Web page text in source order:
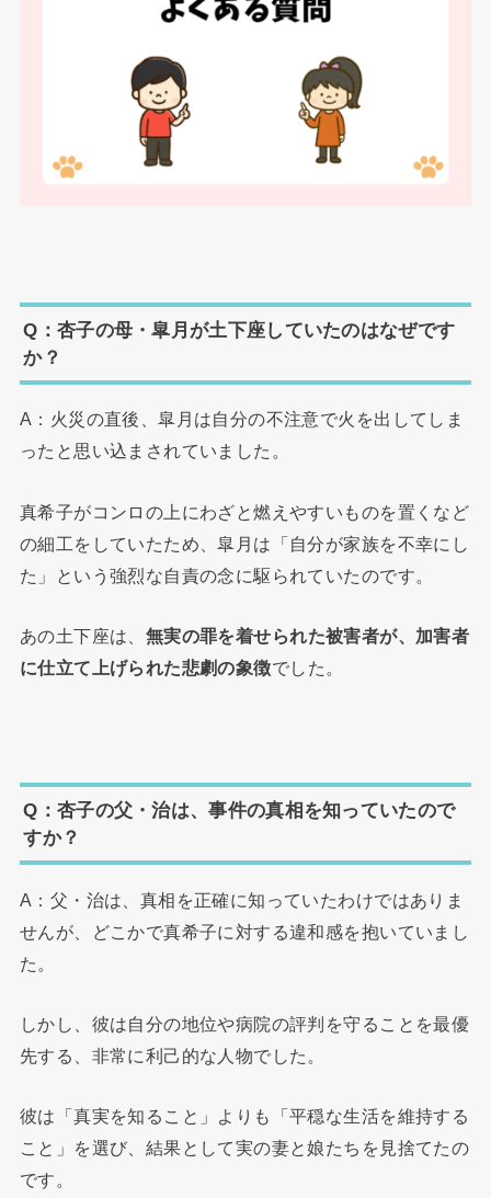
Q：杏子の母・皐月が土下座していたのはなぜです
か？
A：火災の直後、皐月は自分の不注意で火を出してしま
ったと思い込まされていました。
真希子がコンロの上にわざと燃えやすいものを置くなど
の細工をしていたため、皐月は「自分が家族を不幸にし
た」という強烈な自責の念に駆られていたのです。
あの土下座は、 無実の罪を着せられた被害者が、加害者
に仕立て上げられた悲劇の象徴でした。
Q：杏子の父・治は、事件の真相を知っていたので
すか？
A：父・治は、真相を正確に知っていたわけではありま
せんが、どこかで真希子に対する違和感を抱いていまし
た。
しかし、彼は自分の地位や病院の評判を守ることを最優
先する、非常に利己的な人物でした。
彼は「真実を知ること」よりも「平穏な生活を維持する
こと」を選び、結果として実の妻と娘たちを見捨てたの
です。